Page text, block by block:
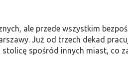
ale przede wszystkim
Już od trzech dekad
spośród innych miast, co